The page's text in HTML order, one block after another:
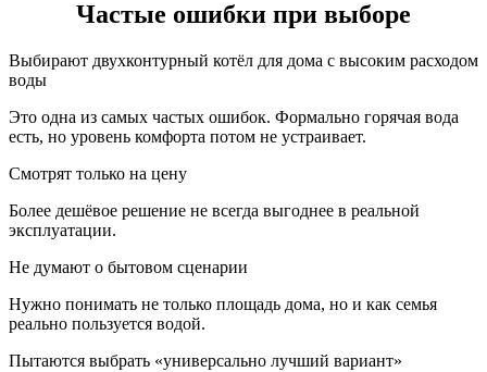
Частые ошибки при выборе
Выбирают двухконтурный котёл для дома с высоким расходом
воды
Это одна из самых частых ошибок. Формально горячая вода
есть, но уровень комфорта потом не устраивает.
Смотрят только на цену
Более дешёвое решение не всегда выгоднее в реальной
эксплуатации.
Не думают о бытовом сценарии
Нужно понимать не только площадь дома, но и как семья
реально пользуется водой.
Пытаются выбрать «универсально лучший вариант»